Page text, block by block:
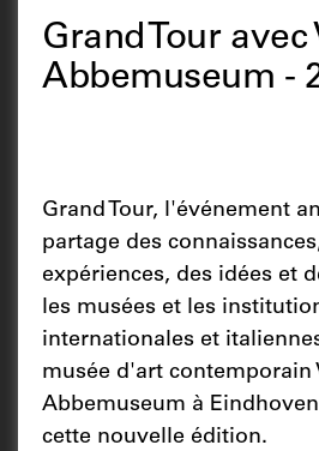
Grand Tour avec
Abbemuseum -
Grand Tour, l'événement
partage des
expériences, des idées et
les musées et les
internationales et
musée d'art contemporain
Abbemuseum à
cette nouvelle édition.